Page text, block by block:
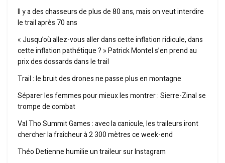
Il y a des chasseurs de plus de 80 ans, mais on veut interdire
le trail après 70 ans
« Jusqu’où allez-vous aller dans cette inflation ridicule, dans
cette inflation pathétique ? » Patrick Montel s’en prend au
prix des dossards dans le trail
Trail : le bruit des drones ne passe plus en montagne
Séparer les femmes pour mieux les montrer : Sierre-Zinal se
trompe de combat
Val Tho Summit Games : avec la canicule, les traileurs iront
chercher la fraîcheur à 2 300 mètres ce week-end
Théo Detienne humilie un traileur sur Instagram